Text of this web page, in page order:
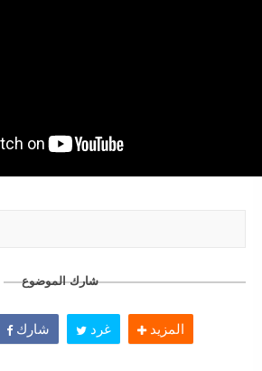
شارك الموضوع
شارك غرد المزيد